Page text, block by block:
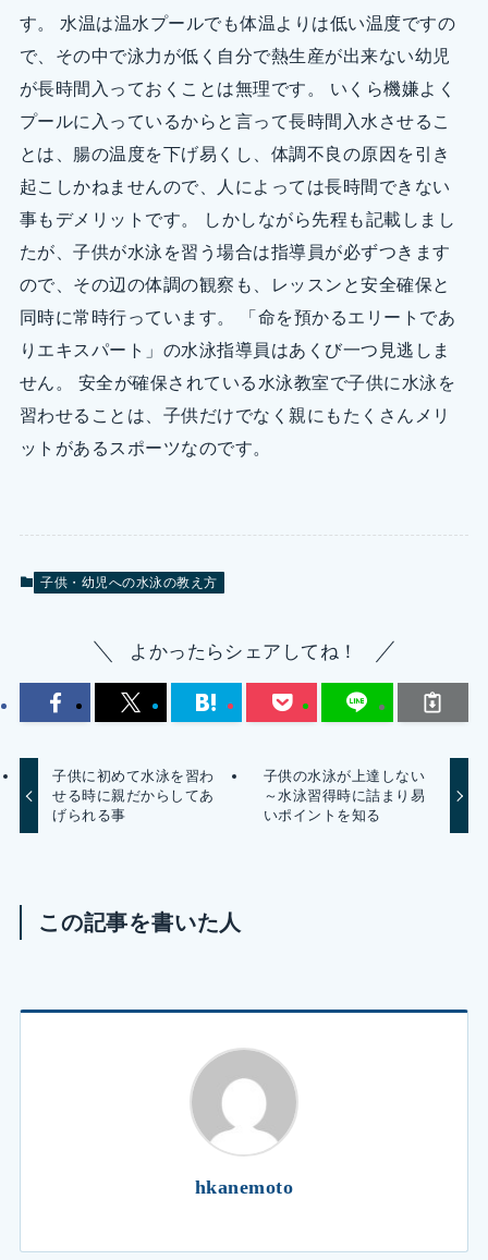
す。 水温は温水プールでも体温よりは低い温度ですの
で、その中で泳力が低く自分で熱生産が出来ない幼児
が長時間入っておくことは無理です。 いくら機嫌よく
プールに入っているからと言って長時間入水させるこ
とは、腸の温度を下げ易くし、体調不良の原因を引き
起こしかねませんので、人によっては長時間できない
事もデメリットです。 しかしながら先程も記載しまし
たが、子供が水泳を習う場合は指導員が必ずつきます
ので、その辺の体調の観察も、レッスンと安全確保と
同時に常時行っています。 「命を預かるエリートであ
りエキスパート」の水泳指導員はあくび一つ見逃しま
せん。 安全が確保されている水泳教室で子供に水泳を
習わせることは、子供だけでなく親にもたくさんメリ
ットがあるスポーツなのです。
子供・幼児への水泳の教え方
よかったらシェアしてね！
子供に初めて水泳を習わ
せる時に親だからしてあ
げられる事
子供の水泳が上達しない
～水泳習得時に詰まり易
いポイントを知る
この記事を書いた人
hkanemoto